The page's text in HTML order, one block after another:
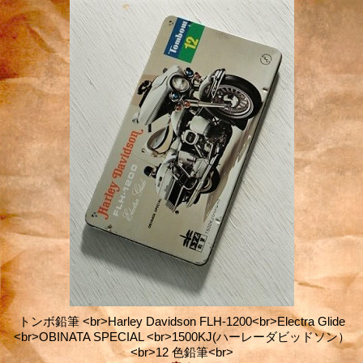
トンボ鉛筆 <br>Harley Davidson FLH-1200<br>Electra Glide
<br>OBINATA SPECIAL <br>1500KJ(ハーレーダビッドソン）
<br>12 色鉛筆<br>